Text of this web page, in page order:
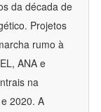
da década de
Projetos
rumo à
ANA e
na
2020. A